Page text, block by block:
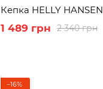
Кепка HELLY
2 340 грн
1 489 грн
−16%